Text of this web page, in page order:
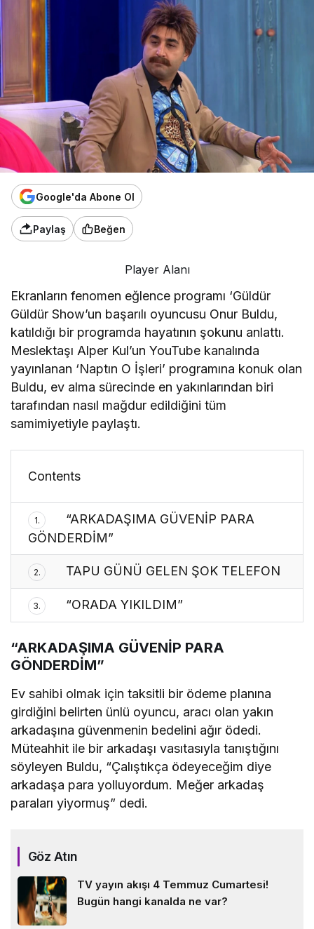
Google'da Abone Ol
Paylaş Beğen
Player Alanı
Ekranların fenomen eğlence programı ‘Güldür
Güldür Show’un başarılı oyuncusu Onur Buldu,
katıldığı bir programda hayatının şokunu anlattı.
Meslektaşı Alper Kul’un YouTube kanalında
yayınlanan ‘Naptın O İşleri’ programına konuk olan
Buldu, ev alma sürecinde en yakınlarından biri
tarafından nasıl mağdur edildiğini tüm
samimiyetiyle paylaştı.
Contents
1.
“ARKADAŞIMA GÜVENİP PARA
GÖNDERDİM”
2. TAPU GÜNÜ GELEN ŞOK TELEFON
3. “ORADA YIKILDIM”
“ARKADAŞIMA GÜVENİP PARA
GÖNDERDİM”
Ev sahibi olmak için taksitli bir ödeme planına
girdiğini belirten ünlü oyuncu, aracı olan yakın
arkadaşına güvenmenin bedelini ağır ödedi.
Müteahhit ile bir arkadaşı vasıtasıyla tanıştığını
söyleyen Buldu, “Çalıştıkça ödeyeceğim diye
arkadaşa para yolluyordum. Meğer arkadaş
paraları yiyormuş” dedi.
Göz Atın
TV yayın akışı 4 Temmuz Cumartesi!
Bugün hangi kanalda ne var?